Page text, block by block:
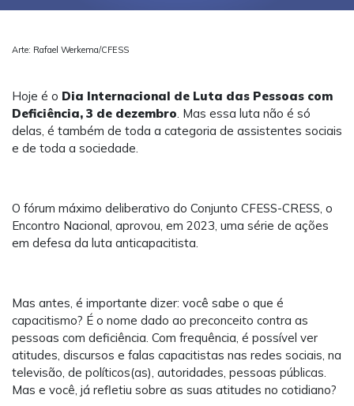
Arte: Rafael Werkema/CFESS
Hoje é o Dia Internacional de Luta das Pessoas com
Deficiência, 3 de dezembro. Mas essa luta não é só
delas, é também de toda a categoria de assistentes sociais
e de toda a sociedade.
O fórum máximo deliberativo do Conjunto CFESS-CRESS, o
Encontro Nacional, aprovou, em 2023, uma série de ações
em defesa da luta anticapacitista.
Mas antes, é importante dizer: você sabe o que é
capacitismo? É o nome dado ao preconceito contra as
pessoas com deficiência. Com frequência, é possível ver
atitudes, discursos e falas capacitistas nas redes sociais, na
televisão, de políticos(as), autoridades, pessoas públicas.
Mas e você, já refletiu sobre as suas atitudes no cotidiano?